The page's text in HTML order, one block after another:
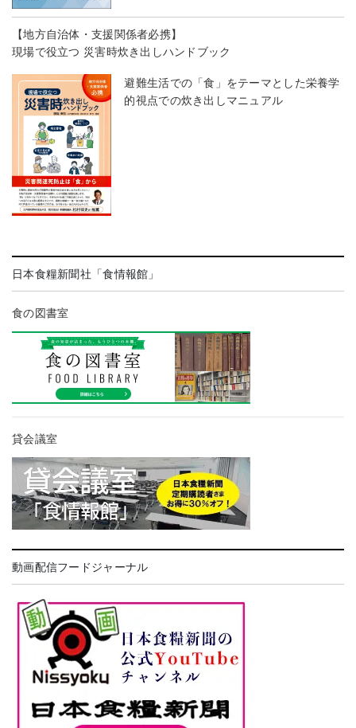
【地方自治体・支援関係者必携】
現場で役立つ 災害時炊き出しハンドブック
避難生活での「食」をテーマとした栄養学
的視点での炊き出しマニュアル
日本食糧新聞社「食情報館」
食の図書室
貸会議室
動画配信フードジャーナル